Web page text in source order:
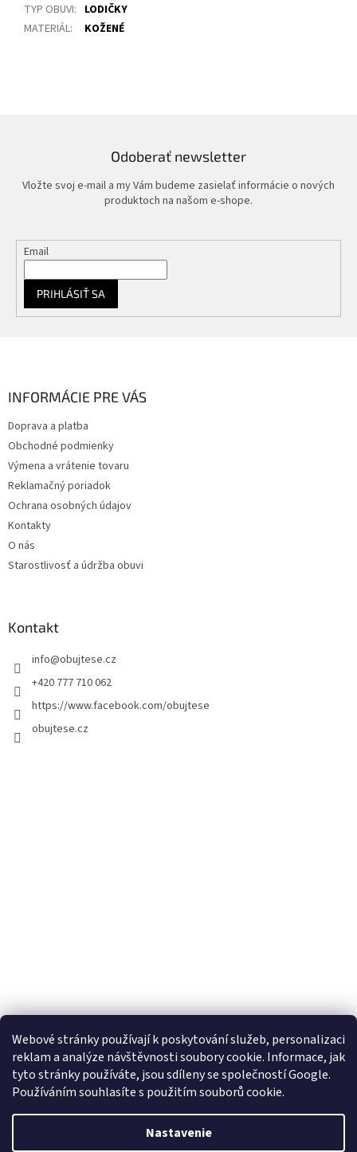
Webové stránky používají k poskytování služeb, personalizaci
reklam a analýze návštěvnosti soubory cookie. Informace, jak
tyto stránky používáte, jsou sdíleny se společností Google.
Používáním souhlasíte s použitím souborů cookie.
Nastavenie
TYP OBUVI: LODIČKY
MATERIÁL: KOŽENÉ
Odoberať newsletter
Vložte svoj e-mail a my Vám budeme zasielať informácie o nových
produktoch na našom e-shope.
Email
PRIHLÁSIŤ SA
INFORMÁCIE PRE VÁS
Doprava a platba
Obchodné podmienky
Výmena a vrátenie tovaru
Reklamačný poriadok
Ochrana osobných údajov
Kontakty
O nás
Starostlivosť a údržba obuvi
Kontakt
info@obujtese.cz
+420 777 710 062
https://www.facebook.com/obujtese
obujtese.cz